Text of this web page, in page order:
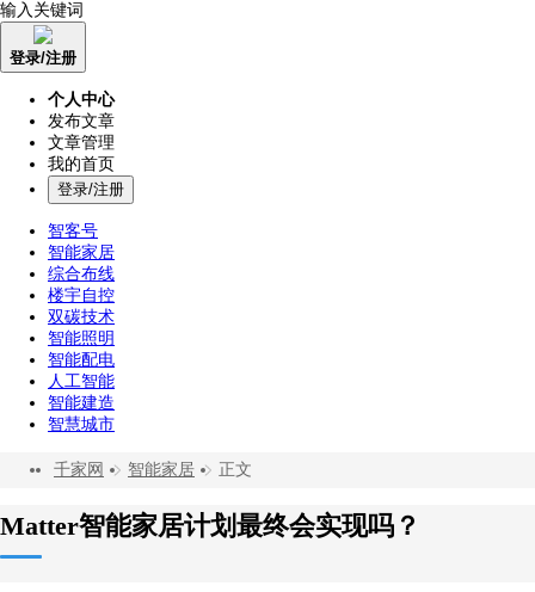
输入关键词
登录/注册
个人中心
发布文章
文章管理
我的首页
登录/注册
智客号
智能家居
综合布线
楼宇自控
双碳技术
智能照明
智能配电
人工智能
智能建造
智慧城市
千家网 智能家居 正文
Matter智能家居计划最终会实现吗？